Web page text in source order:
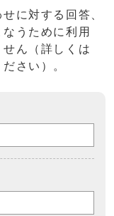
に対する回答、
うために利用
ん（詳しくは
さい）。